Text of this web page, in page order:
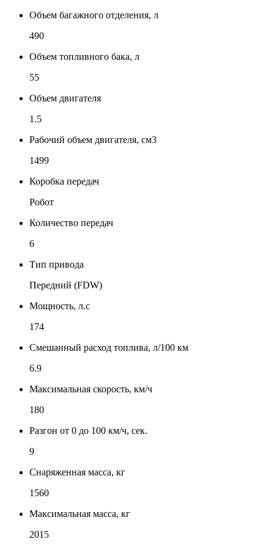
Объем багажного отделения, л
490
Объем топливного бака, л
55
Объем двигателя
1.5
Рабочий объем двигателя, см3
1499
Коробка передач
Робот
Количество передач
6
Тип привода
Передний (FDW)
Мощность, л.с
174
Смешанный расход топлива, л/100 км
6.9
Максимальная скорость, км/ч
180
Разгон от 0 до 100 км/ч, сек.
9
Снаряженная масса, кг
1560
Максимальная масса, кг
2015